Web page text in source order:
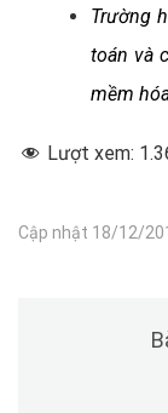
Trường
toán và
mềm
Lượt xem:
Cập nhật 18/12/